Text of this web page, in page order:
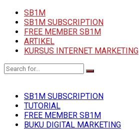
SB1M
SB1M SUBSCRIPTION
FREE MEMBER SB1M
ARTIKEL
KURSUS INTERNET MARKETING
SB1M SUBSCRIPTION
TUTORIAL
FREE MEMBER SB1M
BUKU DIGITAL MARKETING